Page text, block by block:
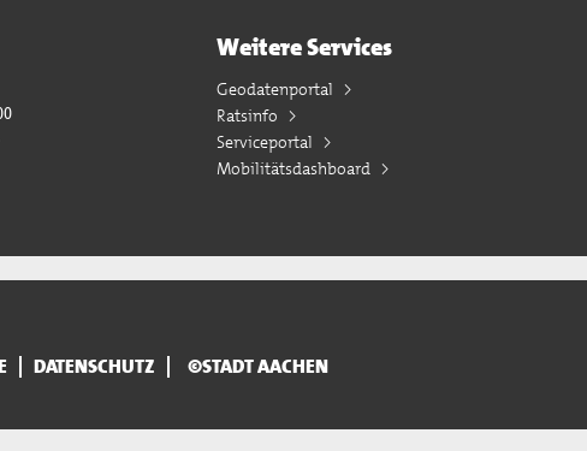
Weitere Services
Geodatenportal
Ratsinfo
Serviceportal
Mobilitätsdashboard
DATENSCHUTZ ©STADT AACHEN